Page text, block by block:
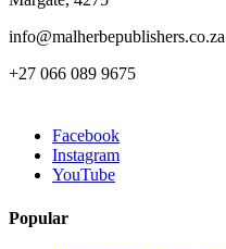
info@malherbepublishers.co.za
+27 066 089 9675
Facebook
Instagram
YouTube
Popular